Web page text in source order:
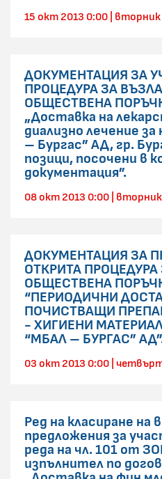
15 окт 2013 0:00 | вторник
ДОКУМЕНТАЦИЯ ЗА
ПРОЦЕДУРА ЗА
ОБЩЕСТВЕНА
„Доставка на
диализно лечение
– Бургас” АД, гр.
позици, посочени в
документация”.
08 окт 2013 0:00 | вторник
ДОКУМЕНТАЦИЯ ЗА
ОТКРИТА
ОБЩЕСТВЕНА
“ПЕРИОДИЧНИ
ПОЧИСТВАЩИ
- ХИГИЕНИ
“МБАЛ – БУРГАС”
03 окт 2013 0:00 |
Ред на класиране на
предложения за
реда на чл. 101 от
изпълнител по